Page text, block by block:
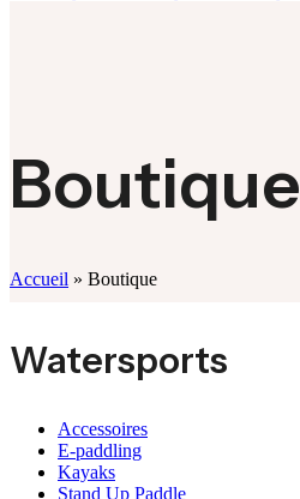
Boutique
Accueil » Boutique
Watersports
Accessoires
E-paddling
Kayaks
Stand Up Paddle